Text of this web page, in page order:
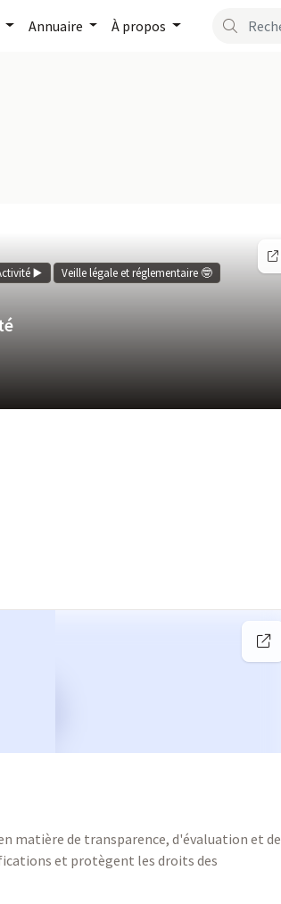
Annuaire À propos
▶️
Veille légale et réglementaire 🤓
matière de transparence, d'évaluation et de
et protègent les droits des